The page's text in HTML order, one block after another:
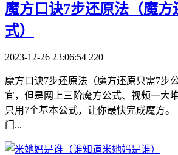
魔方口诀7步还原法（魔方
式）
2023-12-26 23:06:54 220
魔方口诀7步还原法（魔方还原只需7步
宜，但是网上三阶魔方公式、视频一大
只用7个基本公式，让你最快完成魔方
门...